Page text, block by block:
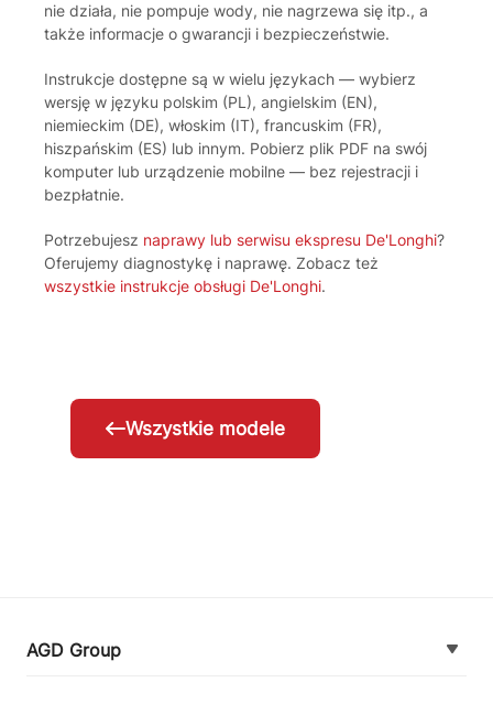
nie działa, nie pompuje wody, nie nagrzewa się itp., a
także informacje o gwarancji i bezpieczeństwie.
Instrukcje dostępne są w wielu językach — wybierz
wersję w języku polskim (PL), angielskim (EN),
niemieckim (DE), włoskim (IT), francuskim (FR),
hiszpańskim (ES) lub innym. Pobierz plik PDF na swój
komputer lub urządzenie mobilne — bez rejestracji i
bezpłatnie.
Potrzebujesz naprawy lub serwisu ekspresu De'Longhi?
Oferujemy diagnostykę i naprawę. Zobacz też
wszystkie instrukcje obsługi De'Longhi.
Wszystkie modele
AGD Group